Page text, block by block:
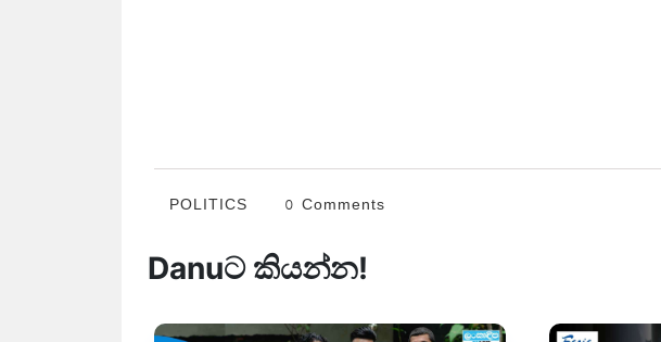
POLITICS 0 Comments